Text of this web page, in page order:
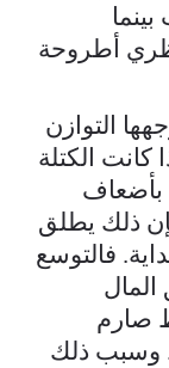
أطروحة
التوازن
كانت الكتلة
بأضعاف
ذلك يطلق
فالتوسع
صارم
وسبب ذلك